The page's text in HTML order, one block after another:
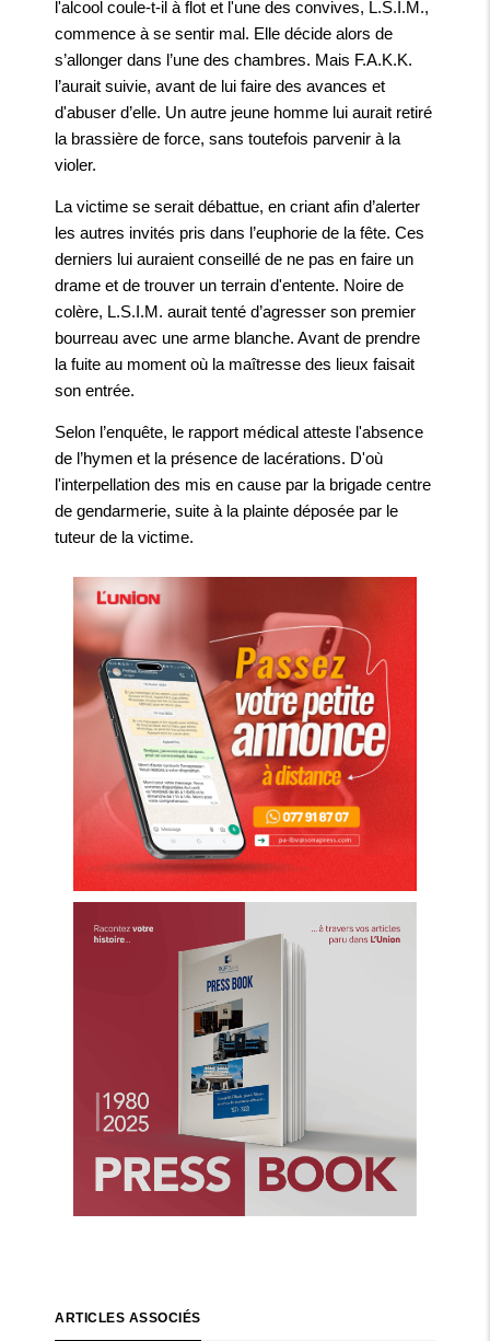
l'alcool coule-t-il à flot et l'une des convives, L.S.I.M.,
commence à se sentir mal. Elle décide alors de
s’allonger dans l’une des chambres. Mais F.A.K.K.
l’aurait suivie, avant de lui faire des avances et
d'abuser d’elle. Un autre jeune homme lui aurait retiré
la brassière de force, sans toutefois parvenir à la
violer.
La victime se serait débattue, en criant afin d’alerter
les autres invités pris dans l’euphorie de la fête. Ces
derniers lui auraient conseillé de ne pas en faire un
drame et de trouver un terrain d'entente. Noire de
colère, L.S.I.M. aurait tenté d’agresser son premier
bourreau avec une arme blanche. Avant de prendre
la fuite au moment où la maîtresse des lieux faisait
son entrée.
Selon l’enquête, le rapport médical atteste l'absence
de l’hymen et la présence de lacérations. D'où
l'interpellation des mis en cause par la brigade centre
de gendarmerie, suite à la plainte déposée par le
tuteur de la victime.
ARTICLES ASSOCIÉS